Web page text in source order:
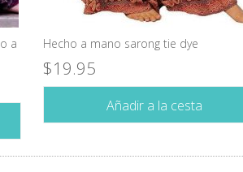
a
Hecho a mano sarong tie dye
$19.95
Añadir a la cesta